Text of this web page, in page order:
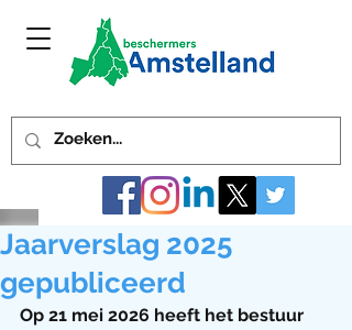
Jaarverslag 2025
gepubliceerd
Op 21 mei 2026 heeft het bestuur